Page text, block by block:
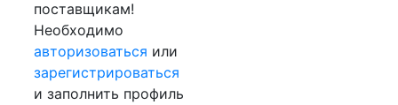
поставщикам!
Необходимо
авторизоваться или
зарегистрироваться
и заполнить профиль